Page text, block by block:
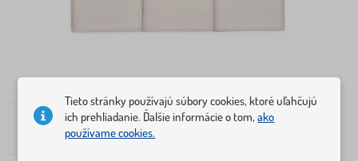
Tieto stránky používajú súbory cookies, ktoré uľahčujú
ich prehliadanie. Ďalšie informácie o tom,ako
používame cookies.